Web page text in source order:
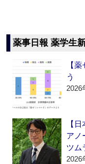
薬事日報 薬学生
【
う
2026
【
アノ
ツム
2026